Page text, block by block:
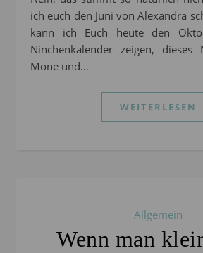
ich euch den Juni von Alexandra
kann ich Euch heute den
Ninchenkalender zeigen,
Mone und…
WEITERLESEN
Allgemein
Wenn man